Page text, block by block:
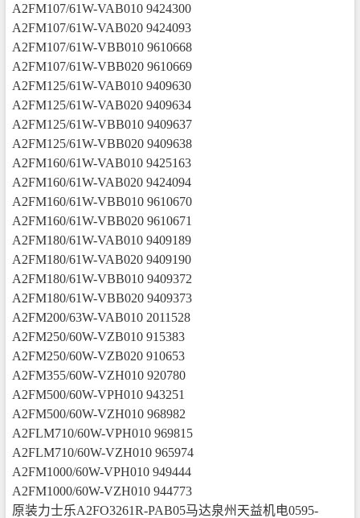
A2FM107/61W-VAB010 9424300
A2FM107/61W-VAB020 9424093
A2FM107/61W-VBB010 9610668
A2FM107/61W-VBB020 9610669
A2FM125/61W-VAB010 9409630
A2FM125/61W-VAB020 9409634
A2FM125/61W-VBB010 9409637
A2FM125/61W-VBB020 9409638
A2FM160/61W-VAB010 9425163
A2FM160/61W-VAB020 9424094
A2FM160/61W-VBB010 9610670
A2FM160/61W-VBB020 9610671
A2FM180/61W-VAB010 9409189
A2FM180/61W-VAB020 9409190
A2FM180/61W-VBB010 9409372
A2FM180/61W-VBB020 9409373
A2FM200/63W-VAB010 2011528
A2FM250/60W-VZB010 915383
A2FM250/60W-VZB020 910653
A2FM355/60W-VZH010 920780
A2FM500/60W-VPH010 943251
A2FM500/60W-VZH010 968982
A2FLM710/60W-VPH010 969815
A2FLM710/60W-VZH010 965974
A2FM1000/60W-VPH010 949444
A2FM1000/60W-VZH010 944773
原装力士乐A2FO3261R-PAB05马达泉州天益机电0595-